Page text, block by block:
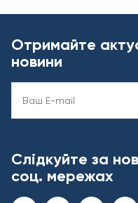
Отримайте
новини
Слідкуйте за
соц. мережах